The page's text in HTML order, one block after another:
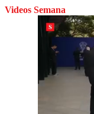
Videos Semana